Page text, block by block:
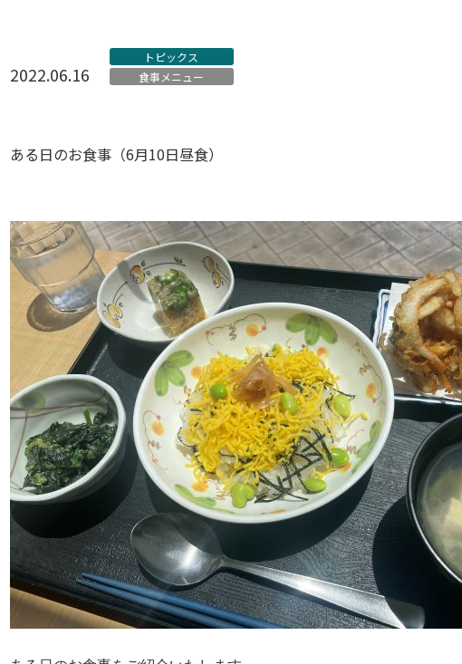
2022.06.16
トピックス
食事メニュー
ある日のお食事（6月10日昼食）